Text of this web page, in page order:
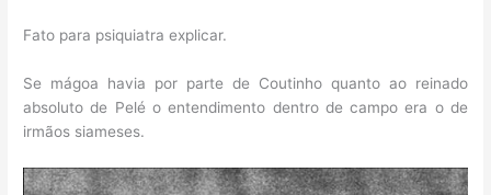
Fato para psiquiatra explicar.
Se mágoa havia por parte de Coutinho quanto ao reinado
absoluto de Pelé o entendimento dentro de campo era o de
irmãos siameses.